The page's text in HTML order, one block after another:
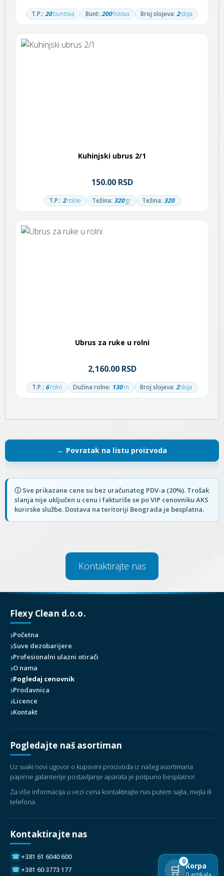
T.P.: 20buntova Bunt: 200listova Broj slojeva: 2sloja
Kuhinjski ubrus 2/1
150.00 RSD
T.P.: 2 rolne Težina: 320 gr Težina: 320
Ubrus za ruke u rolni
2,160.00 RSD
T.P.: 6rolni Dužina rolne: 130m Broj slojeva: 2sloja
Kontaktirajte nas
Flexy Clean d.o.o.
Početna
Suve dezobarijere
Profesionalni ulazni otirači
O nama
Pogledaj cenovnik
Prodavnica
Licence
Kontakt
Pogledajte naš asortiman
Uz svaki novi ugovor o kupovini proizvoda iz našeg asortimana
papirne galanterije postavljanje aparata je potpuno besplatno!
Za više informacija u vezi cena kontaktirajte nas putem sajta, mejla ili
telefona.
Kontaktirajte nas
☎ +381 61 6040 600
☎ +381 60 3773 177 🛒
0Korpa